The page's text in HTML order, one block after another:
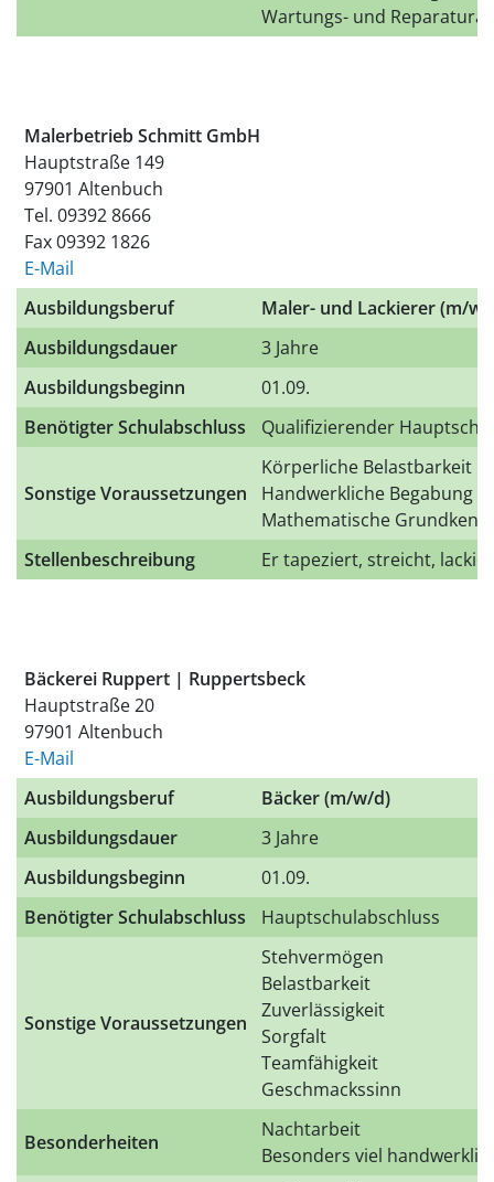
Wartungs- und
Malerbetrieb Schmitt GmbH
Hauptstraße 149
97901 Altenbuch
Tel. 09392 8666
Fax 09392 1826
E-Mail
Ausbildungsberuf
Maler- und Lackierer (m/w/
Ausbildungsdauer
3 Jahre
Ausbildungsbeginn
01.09.
Benötigter Schulabschluss
Qualifizierender
Sonstige Voraussetzungen
Körperliche Belastbarkeit
Handwerkliche Begabung
Mathematische
Stellenbeschreibung
Er tapeziert, streicht,
Bäckerei Ruppert | Ruppertsbeck
Hauptstraße 20
97901 Altenbuch
E-Mail
Ausbildungsberuf
Bäcker (m/w/d)
Ausbildungsdauer
3 Jahre
Ausbildungsbeginn
01.09.
Benötigter Schulabschluss
Hauptschulabschluss
Sonstige Voraussetzungen
Stehvermögen
Belastbarkeit
Zuverlässigkeit
Sorgfalt
Teamfähigkeit
Geschmackssinn
Besonderheiten
Nachtarbeit
Besonders viel